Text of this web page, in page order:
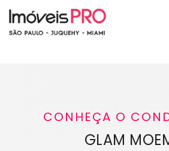
CONHEÇA O
GLAM